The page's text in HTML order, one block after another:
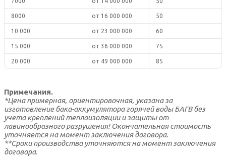
8000 от 16 000 000 50
10 000 от 23 000 000 60
15 000 от 36 000 000 75
20 000 от 49 000 000 85
Примечания.
*Цена примерная, ориентировочная, указана за
изготовление бака-аккумулятора горячей воды БАГВ без
учета креплений теплоизоляции и защиты от
лавинообразного разрушения! Окончательная стоимость
уточняется на момент заключения договора.
**Сроки производства уточняются на момент заключения
договора.